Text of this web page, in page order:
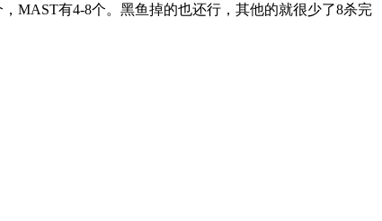
MAST有4-8个。黑鱼掉的也还行，其他的就很少了8杀完